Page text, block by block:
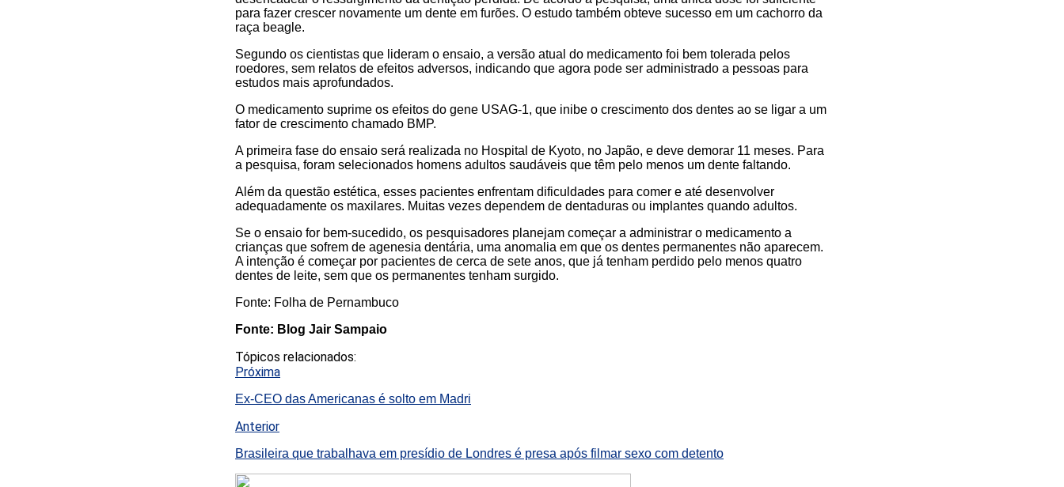
para fazer crescer novamente um dente em furões. O estudo também obteve sucesso em um cachorro da
raça beagle.
Segundo os cientistas que lideram o ensaio, a versão atual do medicamento foi bem tolerada pelos
roedores, sem relatos de efeitos adversos, indicando que agora pode ser administrado a pessoas para
estudos mais aprofundados.
O medicamento suprime os efeitos do gene USAG-1, que inibe o crescimento dos dentes ao se ligar a um
fator de crescimento chamado BMP.
A primeira fase do ensaio será realizada no Hospital de Kyoto, no Japão, e deve demorar 11 meses. Para
a pesquisa, foram selecionados homens adultos saudáveis que têm pelo menos um dente faltando.
Além da questão estética, esses pacientes enfrentam dificuldades para comer e até desenvolver
adequadamente os maxilares. Muitas vezes dependem de dentaduras ou implantes quando adultos.
Se o ensaio for bem-sucedido, os pesquisadores planejam começar a administrar o medicamento a
crianças que sofrem de agenesia dentária, uma anomalia em que os dentes permanentes não aparecem.
A intenção é começar por pacientes de cerca de sete anos, que já tenham perdido pelo menos quatro
dentes de leite, sem que os permanentes tenham surgido.
Fonte: Folha de Pernambuco
Fonte: Blog Jair Sampaio
Tópicos relacionados:
Próxima
Ex-CEO das Americanas é solto em Madri
Anterior
Brasileira que trabalhava em presídio de Londres é presa após filmar sexo com detento